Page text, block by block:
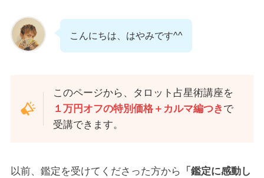
こんにちは、はやみです^^
このページから、タロット占星術講座を
１万円オフの特別価格＋カルマ編つき で
受講できます。
以前、鑑定を受けてくださった方から
「鑑定に感動し